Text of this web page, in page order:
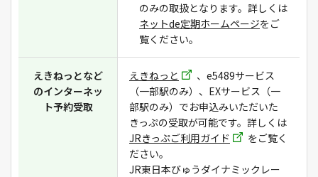
のみの取扱となります。詳しくは
ネットde定期ホームページをご
覧ください。
えきねっとなど
のインターネッ
ト予約受取
えきねっと
、e5489サービス
（一部駅のみ）、EXサービス（一
部駅のみ）でお申込みいただいた
きっぷの受取が可能です。詳しくは
JRきっぷご利用ガイド
をご覧く
ださい。
JR東日本びゅうダイナミックレー